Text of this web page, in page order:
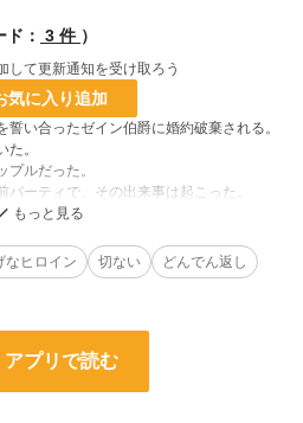
ド： 3 件 ）
して更新通知を受け取ろう
気に入り追加
い合ったゼイン伯爵に婚約破棄される。
。
ルだった。
ーティで、その出来事は起こった。
ながら打ちひしがれる。
メアリーの前に、謎の女性が現れる。
インのとんでもない事実だった――。
なヒロイン 切ない
どんでん返し
アプリで読む